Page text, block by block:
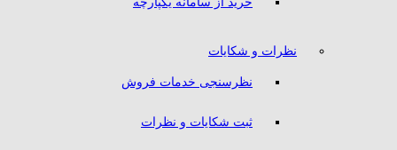
نظرات و شکایات
نظرسنجی خدمات فروش
ثبت شکایات و نظرات